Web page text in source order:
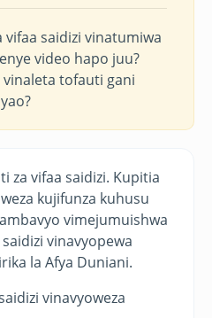
vifaa saidizi vinatumiwa
video hapo juu?
vinaleta tofauti gani
za vifaa saidizi. Kupitia
kujifunza kuhusu
vimejumuishwa
vinavyopewa
la Afya Duniani.
vinavyoweza